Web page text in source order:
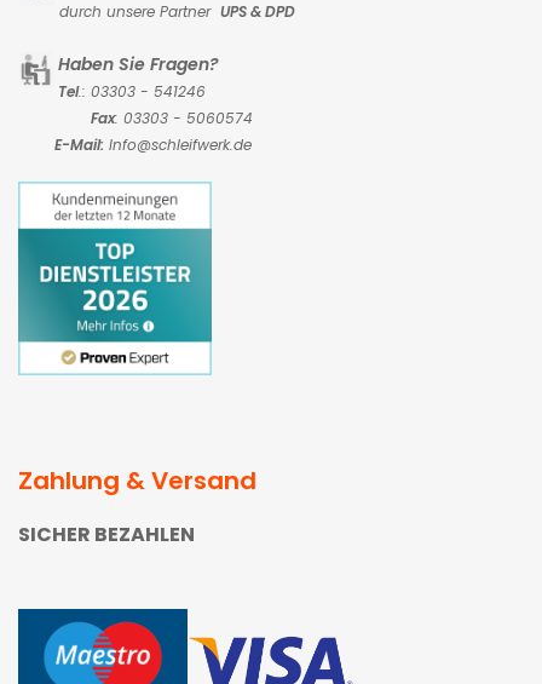
durch unsere Partner UPS & DPD
Haben Sie Fragen?
Tel.: 03303 - 541246
Fax: 03303 - 5060574
E-Mail: Info@schleifwerk.de
Zahlung & Versand
SICHER BEZAHLEN